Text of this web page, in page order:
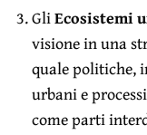
GliEcosistemi
visione in una
quale politiche,
urbani e
come parti